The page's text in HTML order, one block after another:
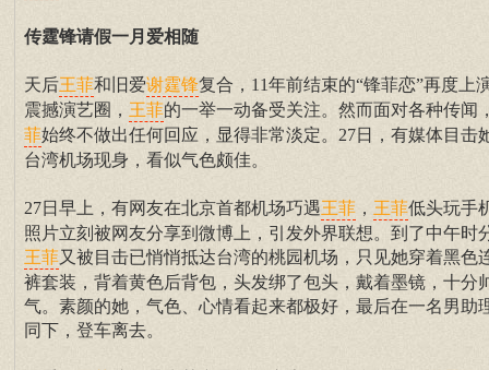
传霆锋请假一月爱相随
天后王菲和旧爱谢霆锋复合，11年前结束的“锋菲恋”再度上
震撼演艺圈， 王菲的一举一动备受关注。然而面对各种传闻
菲始终不做出任何回应，显得非常淡定。27日，有媒体目击
台湾机场现身，看似气色颇佳。
27日早上，有网友在北京首都机场巧遇王菲 ， 王菲低头玩手
照片立刻被网友分享到微博上，引发外界联想。到了中午时
王菲又被目击已悄悄抵达台湾的桃园机场，只见她穿着黑色
裤套装，背着黄色后背包，头发绑了包头，戴着墨镜，十分
气。素颜的她，气色、心情看起来都极好，最后在一名男助
同下，登车离去。